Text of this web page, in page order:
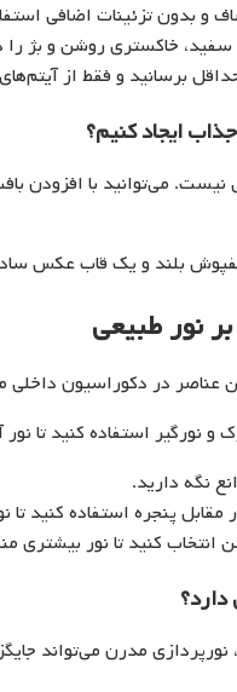
و بدون تزئینات اضافی
خاکستری روشن و بژ را
برسانید و فقط از
ایجاد کنیم؟
می‌توانید با افزودن
بلند و یک قاب عکس
نور طبیعی
عناصر در دکوراسیون
و نورگیر استفاده کنید تا
نگه دارید.
مقابل پنجره استفاده کنید
انتخاب کنید تا نور